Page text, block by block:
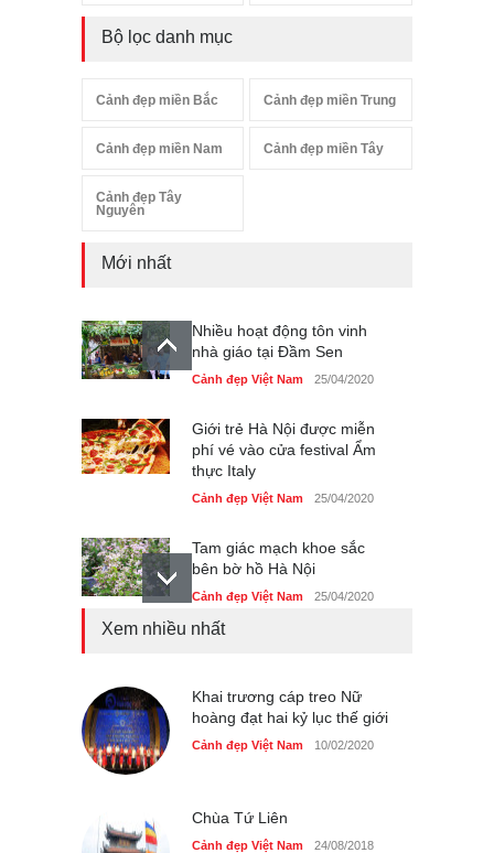
Bộ lọc danh mục
Cảnh đẹp miền Bắc Cảnh đẹp miền Trung
Cảnh đẹp miền Nam Cảnh đẹp miền Tây
Cảnh đẹp Tây
Nguyên
Mới nhất
Nhiều hoạt động tôn vinh
nhà giáo tại Đầm Sen
Cảnh đẹp Việt Nam 25/04/2020
Giới trẻ Hà Nội được miễn
phí vé vào cửa festival Ẩm
thực Italy
Cảnh đẹp Việt Nam 25/04/2020
Tam giác mạch khoe sắc
bên bờ hồ Hà Nội
Cảnh đẹp Việt Nam 25/04/2020
Cảnh đẹp Việt Nam 24/04/2020
Những món ăn đồng quê
Xem nhiều nhất
Khai trương cáp treo Nữ
hoàng đạt hai kỷ lục thế giới
Cảnh đẹp Việt Nam 10/02/2020
Chùa Tứ Liên
Cảnh đẹp Việt Nam 24/08/2018